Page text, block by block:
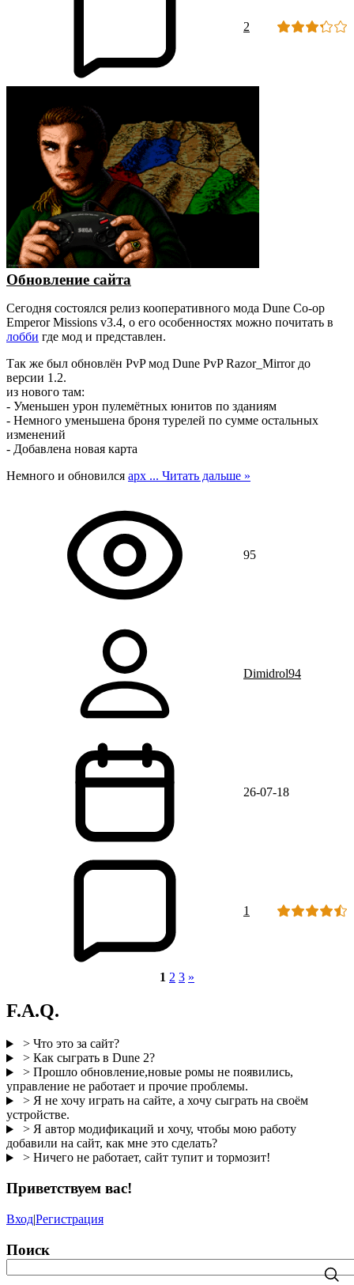
2
Обновление сайта
Сегодня состоялся релиз кооперативного мода Dune Co-op
Emperor Missions v3.4, о его особенностях можно почитать в
лобби где мод и представлен.
Так же был обновлён PvP мод Dune PvP Razor_Mirror до
версии 1.2.
из нового там:
- Уменьшен урон пулемётных юнитов по зданиям
- Немного уменьшена броня турелей по сумме остальных
изменений
- Добавлена новая карта
Немного и обновился арх ... Читать дальше »
95
Dimidrol94
26-07-18
1
1 2 3 »
F.A.Q.
> Что это за сайт?
> Как сыграть в Dune 2?
> Прошло обновление,новые ромы не появились,
управление не работает и прочие проблемы.
> Я не хочу играть на сайте, а хочу сыграть на своём
устройстве.
> Я автор модификаций и хочу, чтобы мою работу
добавили на сайт, как мне это сделать?
> Ничего не работает, сайт тупит и тормозит!
Приветствуем вас!
Вход|Регистрация
Поиск